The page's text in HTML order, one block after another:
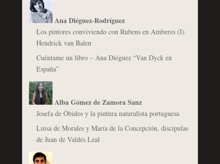
Ana Diéguez-Rodríguez
Los pintores conviviendo con Rubens en Amberes (I).
Hendrick van Balen
Cuéntame un libro – Ana Diéguez “Van Dyck en
España”
Alba Gómez de Zamora Sanz
Josefa de Óbidos y la pintura naturalista portuguesa
Luisa de Morales y María de la Concepción, discípulas
de Juan de Valdés Leal